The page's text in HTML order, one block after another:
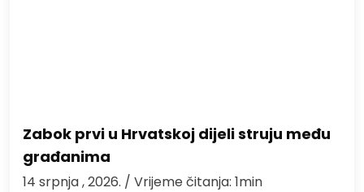
Zabok prvi u Hrvatskoj dijeli struju među
građanima
14 srpnja , 2026. / Vrijeme čitanja: 1min